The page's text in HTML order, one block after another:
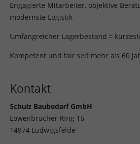
Engagierte Mitarbeiter, objektive
modernste Logistik
Umfangreicher Lagerbestand =
Kompetent und fair seit mehr als 60
Kontakt
Schulz Baubedarf GmbH
Löwenbrucher Ring 16
14974 Ludwigsfelde